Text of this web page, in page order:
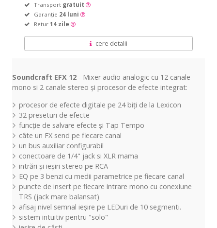
Transport gratuit
Garanție 24 luni
Retur 14 zile
cere detalii
Soundcraft EFX 12 - Mixer audio analogic cu 12 canale
mono si 2 canale stereo și procesor de efecte integrat:
procesor de efecte digitale pe 24biți dela Lexicon
32 preseturi de efecte
funcție de salvare efecteși Tap Tempo
câte un FX send pe fiecare canal
un bus auxiliar configurabil
conectoare de 1/4" jack si XLR mama
intrări și ieșiri stereo pe RCA
EQ pe 3 benzi cu medii parametrice pe fiecare canal
puncte de insert pe fiecare intrare mono cu conexiune
TRS (jack mare balansat)
afisaj nivel semnal ieșire pe LEDuri de 10 segmenti.
sistem intuitiv pentru "solo"